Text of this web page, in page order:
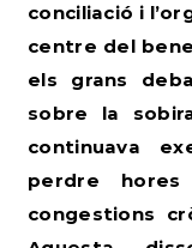
conciliació i
centre del
els grans
sobre la
continuava
perdre
congestions